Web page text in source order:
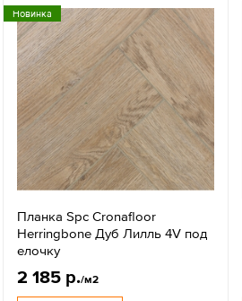
Новинка
Планка Spc Cronafloor
Herringbone Дуб Лилль 4V под
елочку
2 185 р./м2